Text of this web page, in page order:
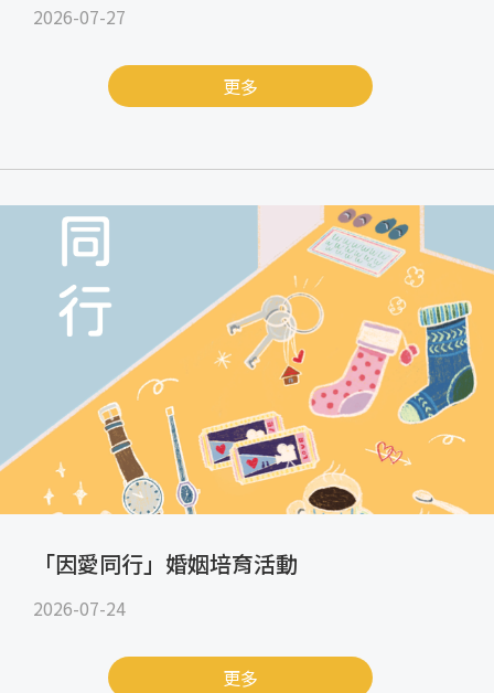
2026-07-27
更多
「因愛同行」婚姻培育活動
2026-07-24
更多